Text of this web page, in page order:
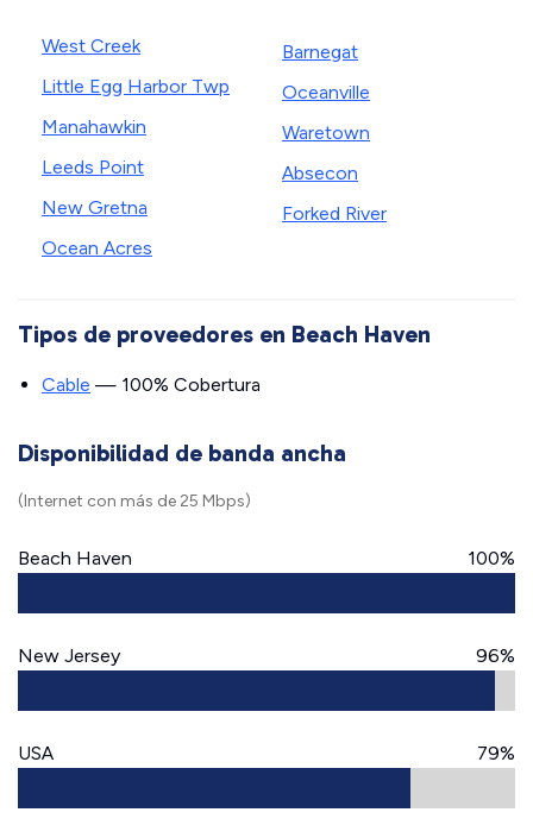
West Creek
Little Egg Harbor Twp
Manahawkin
Leeds Point
New Gretna
Ocean Acres
Barnegat
Oceanville
Waretown
Absecon
Forked River
Tipos de proveedores en Beach Haven
Cable — 100% Cobertura
Disponibilidad de banda ancha
(Internet con más de 25 Mbps)
Beach Haven 100%
New Jersey 96%
USA 79%